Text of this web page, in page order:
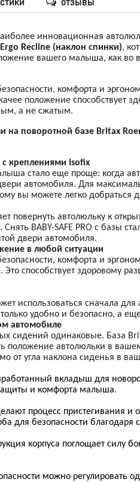
инновационная
Recline (наклон спинки),
вашего малыша, как во
комфорта и
положение способствует
а не сжатым.
поворотной базе Britax
креплениями Isofix
стало еще проще: когда
автомобиля. Для
вы можете легко добраться
повернуть автолюльку к
BABY-SAFE PRO с базы
двери автомобиля.
в любой ситуации
комфорта и
способствует здоровому
использоваться сначала для
только удобно и безопасно, а
автомобиле
сидений одинаковые. База
положение автолюльки в
от угла наклона сиденья в
вкладыш для
и комфорта малыша.
процесс пристегивания
для безопасности благодаря
корпуса поглощает силу
можно регулировать